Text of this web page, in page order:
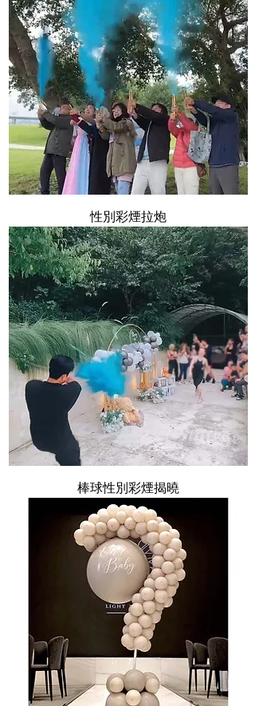
性別彩煙拉炮
棒球性別彩煙揭曉